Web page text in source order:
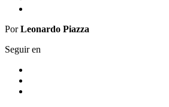
PorLeonardo Piazza
Seguir en